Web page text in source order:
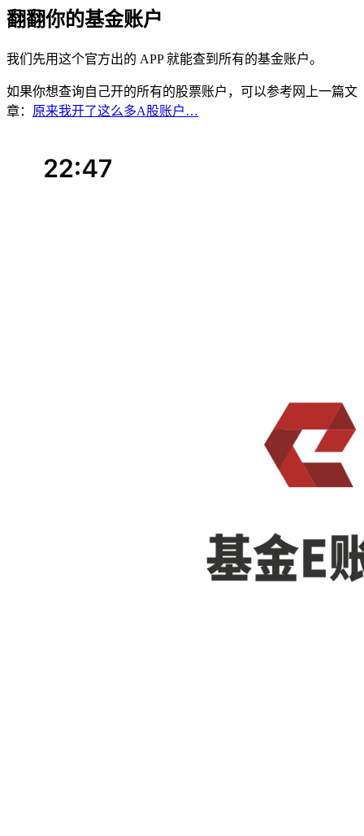
翻翻你的基金账户
我们先用这个官方出的 APP 就能查到所有的基金账户。
如果你想查询自己开的所有的股票账户，可以参考网上一篇文
章： 原来我开了这么多A股账户…